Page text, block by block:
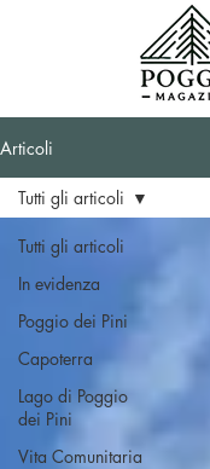
Articoli
Tutti gli articoli
In evidenza
Poggio dei Pini
Capoterra
Lago di Poggio
dei Pini
Vita Comunitaria
Tutti gli articoli